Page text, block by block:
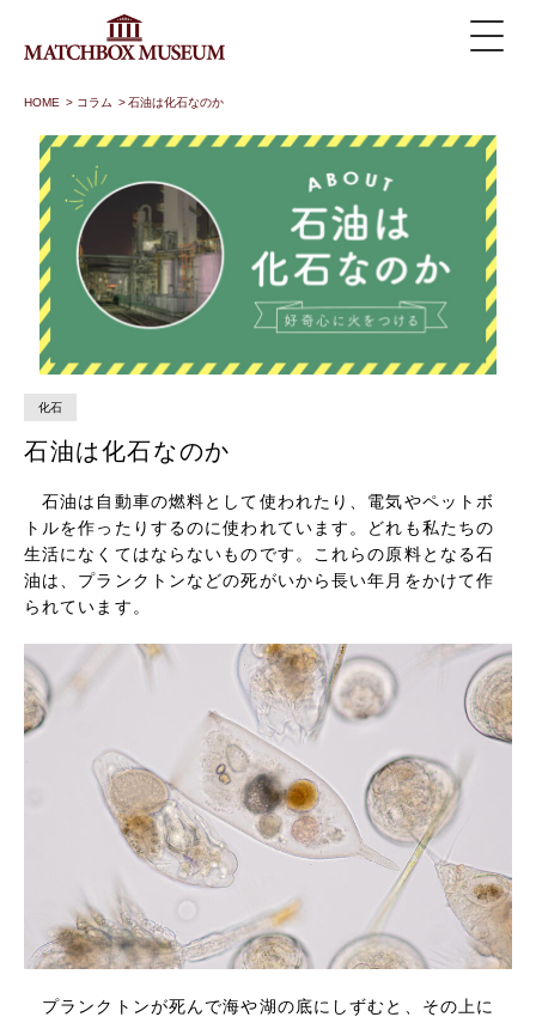
HOME > コラム > 石油は化石なのか
化石
石油は化石なのか
石油は自動車の燃料として使われたり、電気やペットボ
トルを作ったりするのに使われています。どれも私たちの
生活になくてはならないものです。これらの原料となる石
油は、プランクトンなどの死がいから長い年月をかけて作
られています。
プランクトンが死んで海や湖の底にしずむと、その上に